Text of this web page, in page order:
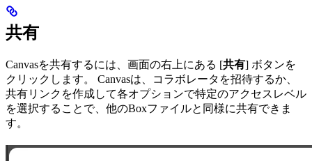
共有
Canvasを共有するには、画面の右上にある [共有] ボタンを
クリックします。 Canvasは、コラボレータを招待するか、
共有リンクを作成して各オプションで特定のアクセスレベル
を選択することで、他のBoxファイルと同様に共有できま
す。